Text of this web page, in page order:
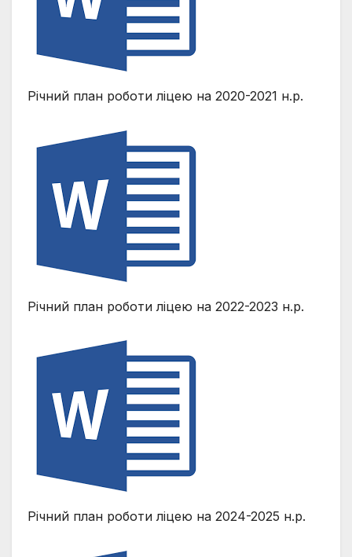
Річний план роботи ліцею на 2020-2021 н.р.
Річний план роботи ліцею на 2022-2023 н.р.
Річний план роботи ліцею на 2024-2025 н.р.